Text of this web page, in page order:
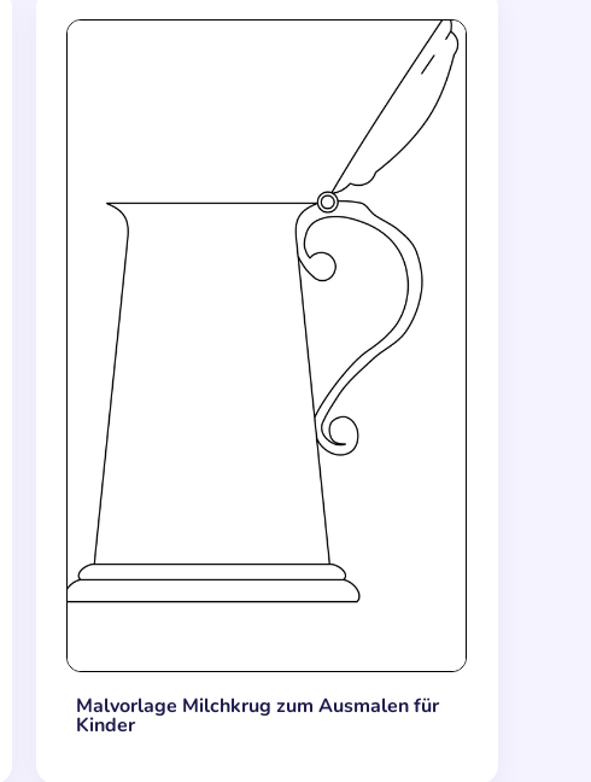
Malvorlage Milchkrug zum Ausmalen für
Kinder